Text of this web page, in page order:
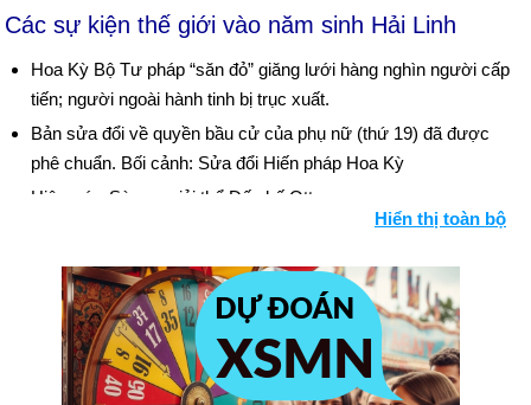
Các sự kiện thế giới vào năm sinh Hải Linh
Hoa Kỳ Bộ Tư pháp “săn đỏ” ​​giăng lưới hàng nghìn người cấp
tiến; người ngoài hành tinh bị trục xuất.
Bản sửa đổi về quyền bầu cử của phụ nữ (thứ 19) đã được
phê chuẩn. Bối cảnh: Sửa đổi Hiến pháp Hoa Kỳ
Hiệp ước Sèvres giải thể Đế chế Ottoman.
Tổng thống Mexico Venustiano Carranza bị ám sát.
Ngày sinh Hải Linh (4-10) trong lịch sử
Ngày 4-10 năm 1887:
Tờ International Herald Tribune được
xuất bản lần đầu tiên.
Ngày 4-10 năm 1895:Giải Golf mở rộng Hoa Kỳ đầu tiên
Hiển thị toàn bộ